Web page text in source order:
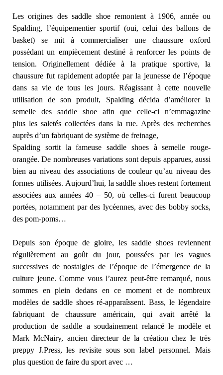
Les origines des saddle shoe remontent à 1906, année ou
Spalding, l’équipementier sportif (oui, celui des ballons de
basket) se mit à commercialiser une chaussure oxford
possédant un empiècement destiné à renforcer les points de
tension. Originellement dédiée à la pratique sportive, la
chaussure fut rapidement adoptée par la jeunesse de l’époque
dans sa vie de tous les jours. Réagissant à cette nouvelle
utilisation de son produit, Spalding décida d’améliorer la
semelle des saddle shoe afin que celle-ci n’emmagazine
plus les saletés collectées dans la rue. Après des recherches
auprès d’un fabriquant de système de freinage,
Spalding sortit la fameuse saddle shoes à semelle rouge-
orangée. De nombreuses variations sont depuis apparues, aussi
bien au niveau des associations de couleur qu’au niveau des
formes utilisées. Aujourd’hui, la saddle shoes restent fortement
associées aux années 40 – 50, où celles-ci furent beaucoup
portées, notamment par des lycéennes, avec des bobby socks,
des pom-poms…
Depuis son époque de gloire, les saddle shoes reviennent
régulièrement au goût du jour, poussées par les vagues
successives de nostalgies de l’époque de l’émergence de la
culture jeune. Comme vous l’aurez peut-être remarqué, nous
sommes en plein dedans en ce moment et de nombreux
modèles de saddle shoes ré-apparaîssent. Bass, le légendaire
fabriquant de chaussure américain, qui avait arrêté la
production de saddle a soudainement relancé le modèle et
Mark McNairy, ancien directeur de la création chez le très
preppy J.Press, les revisite sous son label personnel. Mais
plus question de faire du sport avec …